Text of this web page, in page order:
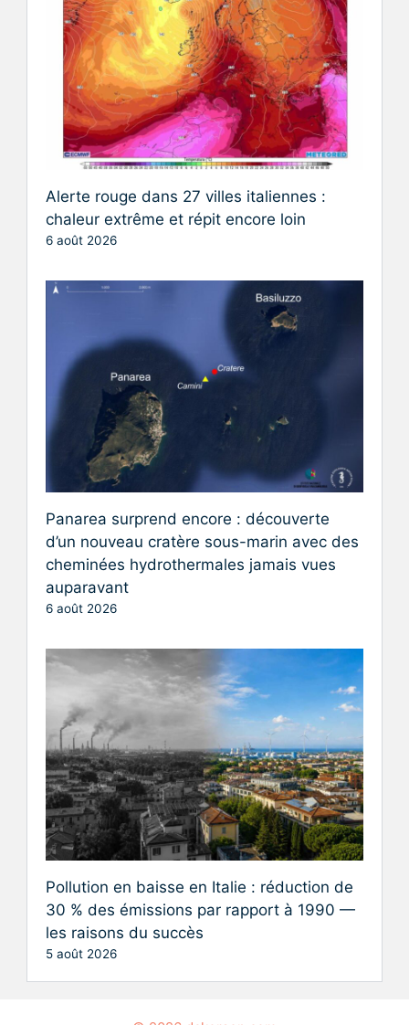
Alerte rouge dans 27 villes italiennes :
chaleur extrême et répit encore loin
6 août 2026
Panarea surprend encore : découverte
d’un nouveau cratère sous-marin avec des
cheminées hydrothermales jamais vues
auparavant
6 août 2026
Pollution en baisse en Italie : réduction de
30 % des émissions par rapport à 1990 —
les raisons du succès
5 août 2026